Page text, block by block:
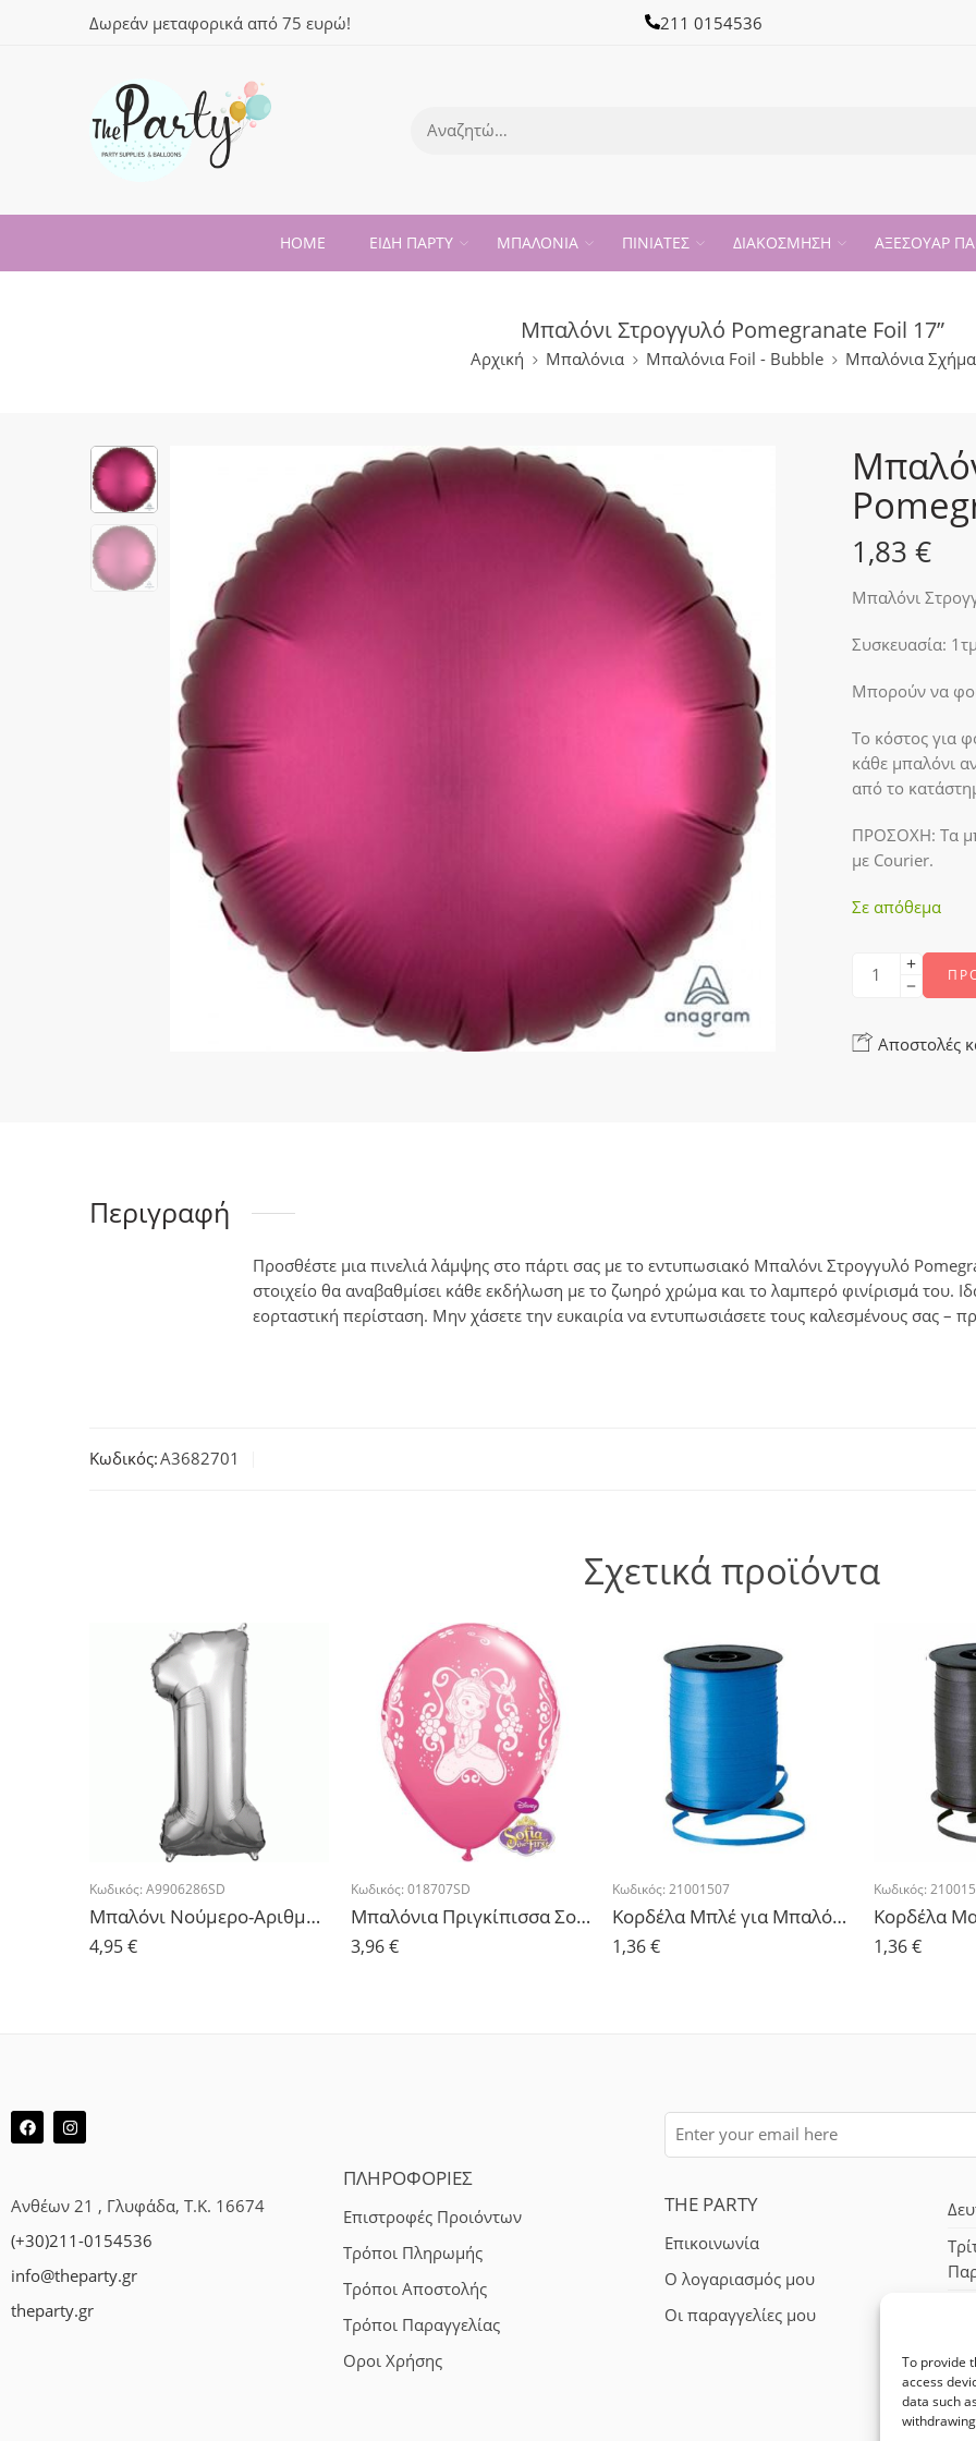
To provide
access
data such
Δωρεάν μεταφορικά από 75 ευρώ! 211 0154536
HOME ΕΙΔΗ ΠΑΡΤΥ ΜΠΑΛΟΝΙΑ ΠΙΝΙΑΤΕΣ ΔΙΑΚΟΣΜΗΣΗ ΑΞΕΣΟΥΑΡ
Μπαλόνι Στρογγυλό Pomegranate Foil 17”
Αρχική Μπαλόνια Μπαλόνια Foil - Bubble Μπαλόνια
1,83 €
Μπαλόνι
Συσκευασία:
Μπορούν να
Το κόστος για
κάθε μπαλόνι
από το
ΠΡΟΣΟΧΗ: Τα
με Courier.
Σε απόθεμα
Αποστολές
Περιγραφή
Προσθέστε μια πινελιά λάμψης στο πάρτι σας με το εντυπωσιακό Μπαλόνι Στρογγυλό
στοιχείο θα αναβαθμίσει κάθε εκδήλωση με το ζωηρό χρώμα και το λαμπερό φινίρισμά του.
εορταστική περίσταση. Μην χάσετε την ευκαιρία να εντυπωσιάσετε τους καλεσμένους σας –
Κωδικός:A3682701
Σχετικά προϊόντα
Κωδικός: A9906286SD
Μπαλόνι Νούμερο-Αριθμός 1 Ασημί 86x33cm
4,95€
Κωδικός: 018707SD
Μπαλόνια Πριγκίπισσα Σοφία – 5τμχ.
3,96€
Κωδικός: 21001507
Κορδέλα Μπλέ για Μπαλόνια 500μ
1,36€
Κωδικός:
1,36€
Ανθέων 21 , Γλυφάδα, Τ.Κ. 16674
(+30)211-0154536
info@theparty.gr
theparty.gr
ΠΛΗΡΟΦΟΡΙΕΣ
Επιστροφές Προιόντων
Τρόποι Πληρωμής
Τρόποι Αποστολής
Τρόποι Παραγγελίας
Οροι Χρήσης
THE PARTY
Επικοινωνία
Ο λογαριασμός μου
Οι παραγγελίες μου